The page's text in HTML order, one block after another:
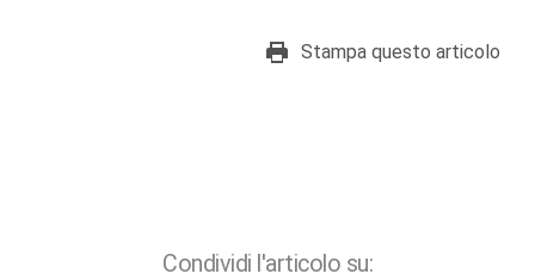
Stampa questo articolo
Condividi l'articolo su: